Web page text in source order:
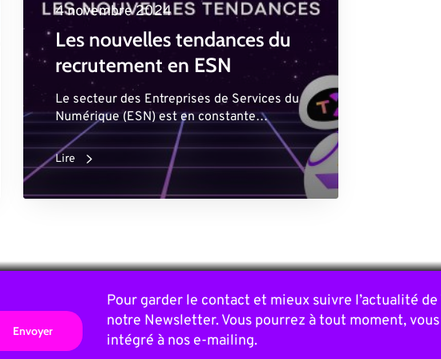
4 novembre 2024
Les nouvelles tendances du
recrutement en ESN
Le secteur des Entreprises de Services du
Numérique (ESN) est en constante…
Lire
Pour garder le contact et mieux suivre l’actualité
notre Newsletter. Vous pourrez à tout moment,
intégré à nos e-mailing.